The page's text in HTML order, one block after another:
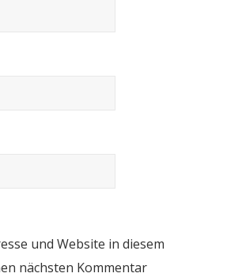
und Website in diesem
nächsten Kommentar